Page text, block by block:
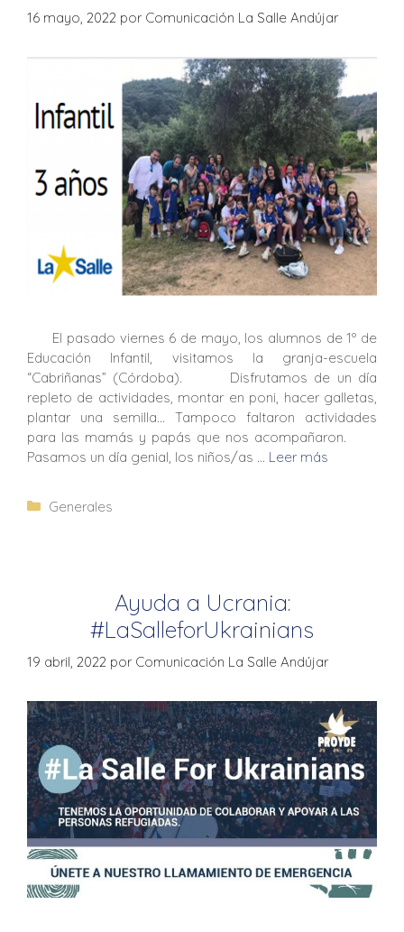
16 mayo, 2022 por Comunicación La Salle Andújar
El pasado viernes 6 de mayo, los alumnos de 1º de
Educación Infantil, visitamos la granja-escuela
“Cabriñanas” (Córdoba). Disfrutamos de un día
repleto de actividades, montar en poni, hacer galletas,
plantar una semilla… Tampoco faltaron actividades
para las mamás y papás que nos acompañaron.
Pasamos un día genial, los niños/as … Leer más
Generales
Ayuda a Ucrania:
#LaSalleforUkrainians
19 abril, 2022 por Comunicación La Salle Andújar